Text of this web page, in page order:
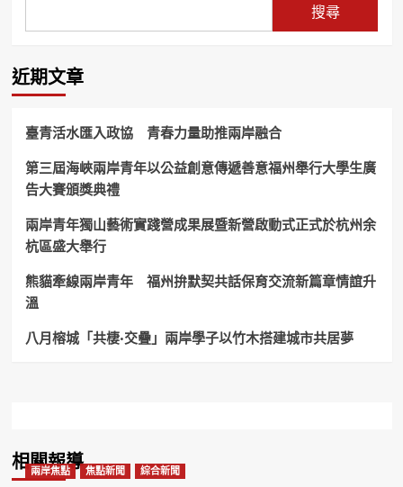
衝
北
公
起
一
起
一
起
放
電！
搜尋
近期文章
臺青活水匯入政協 青春力量助推兩岸融合
第三屆海峽兩岸青年以公益創意傳遞善意福州舉行大學生廣
告大賽頒獎典禮
兩岸青年獨山藝術實踐營成果展暨新營啟動式正式於杭州余
杭區盛大舉行
熊貓牽線兩岸青年 福州拚默契共話保育交流新篇章情誼升
溫
八月榕城「共棲·交疊」兩岸學子以竹木搭建城市共居夢
相關報導
兩岸焦點 焦點新聞 綜合新聞